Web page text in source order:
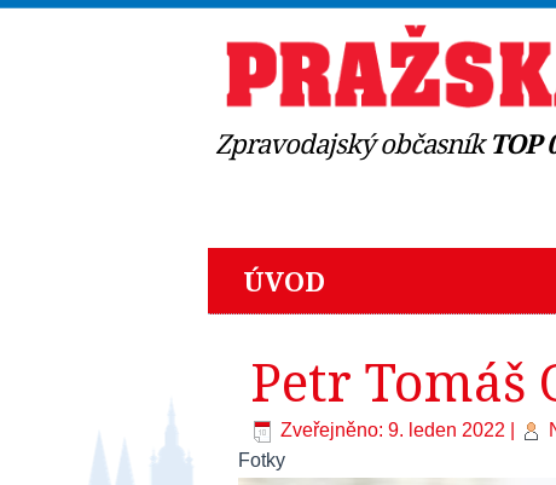
Zpravodajský občasníkTOP
ÚVOD
Petr Tomáš
Zveřejněno: 9. leden 2022
Fotky